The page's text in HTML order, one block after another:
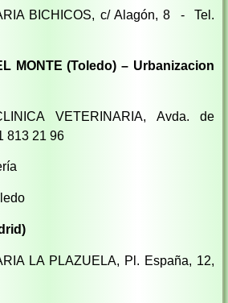
BICHICOS, c/ Alagón, 8 - Tel.
MONTE (Toledo) – Urbanizacion
VETERINARIA, Avda. de
813 21 96
LA PLAZUELA, Pl. España, 12,